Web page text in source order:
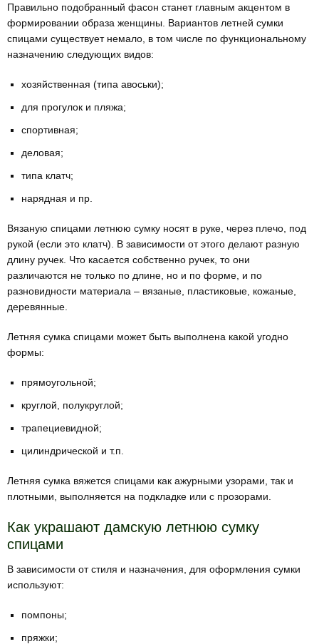
Правильно подобранный фасон станет главным акцентом в
формировании образа женщины. Вариантов летней сумки
спицами существует немало, в том числе по функциональному
назначению следующих видов:
хозяйственная (типа авоськи);
для прогулок и пляжа;
спортивная;
деловая;
типа клатч;
нарядная и пр.
Вязаную спицами летнюю сумку носят в руке, через плечо, под
рукой (если это клатч). В зависимости от этого делают разную
длину ручек. Что касается собственно ручек, то они
различаются не только по длине, но и по форме, и по
разновидности материала – вязаные, пластиковые, кожаные,
деревянные.
Летняя сумка спицами может быть выполнена какой угодно
формы:
прямоугольной;
круглой, полукруглой;
трапециевидной;
цилиндрической и т.п.
Летняя сумка вяжется спицами как ажурными узорами, так и
плотными, выполняется на подкладке или с прозорами.
Как украшают дамскую летнюю сумку
спицами
В зависимости от стиля и назначения, для оформления сумки
используют:
помпоны;
пряжки;